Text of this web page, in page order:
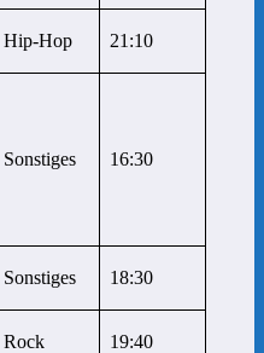
Hip-Hop 21:10
Sonstiges 16:30
Sonstiges 18:30
Rock 19:40